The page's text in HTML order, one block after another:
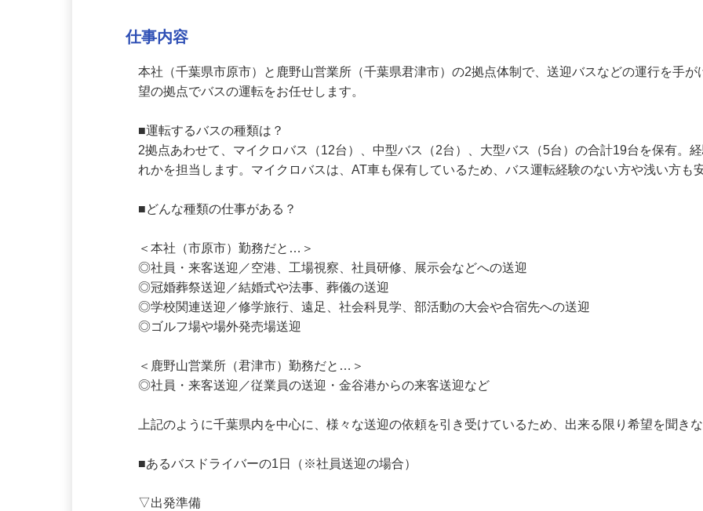
本社（千葉県市原市）と鹿野山営業所（千葉県君津市）の2拠点体制で、送迎バスなどの運行を手
■運転するバスの種類は？
2拠点あわせて、マイクロバス（12台）、中型バス（2台）、大型バス（5台）の合計19台を保有
＜本社（市原市）勤務だと…＞
◎社員・来客送迎／空港、工場視察、社員研修、展示会などへの送迎
◎冠婚葬祭送迎／結婚式や法事、葬儀の送迎
◎学校関連送迎／修学旅行、遠足、社会科見学、部活動の大会や合宿先への送迎
＜鹿野山営業所（君津市）勤務だと…＞